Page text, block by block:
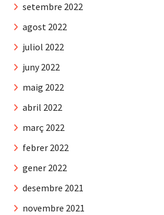
setembre 2022
agost 2022
juliol 2022
juny 2022
maig 2022
abril 2022
març 2022
febrer 2022
gener 2022
desembre 2021
novembre 2021